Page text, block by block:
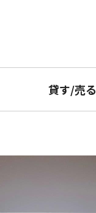
貸す/売る